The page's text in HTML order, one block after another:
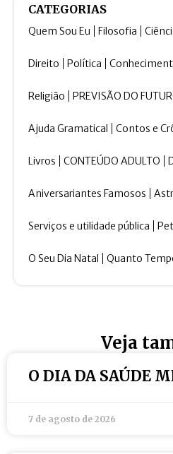
CATEGORIAS
Quem Sou Eu Filosofia
Direito Política
Religião PREVISÃO DO
Ajuda Gramatical Contos e
Livros CONTEÚDO ADULTO
Aniversariantes Famosos
Serviços e utilidade pública
O Seu Dia Natal Quanto
Veja
O DIA DA SAÚDE
7 de agosto de 2026